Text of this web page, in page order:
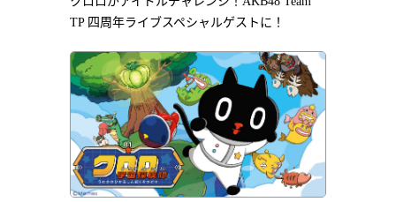
TP 四周年ライブスペシャルゲストに！